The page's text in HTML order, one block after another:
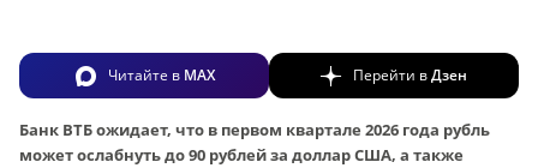
Читайте в MAX Перейти вДзен
Банк ВТБ ожидает, что в первом квартале 2026 года рубль
может ослабнуть до 90 рублей за доллар США, а также